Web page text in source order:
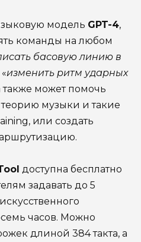
модель GPT-4,
команды на любом
басовую линию в
изменить ритм ударных
также может помочь
музыки и такие
или создать
доступна бесплатно
задавать до 5
часов. Можно
длиной 384 такта, а